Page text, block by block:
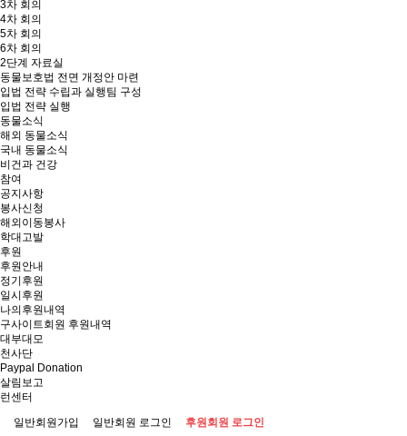
3차 회의
4차 회의
5차 회의
6차 회의
2단계 자료실
동물보호법 전면 개정안 마련
입법 전략 수립과 실행팀 구성
입법 전략 실행
동물소식
해외 동물소식
국내 동물소식
비건과 건강
참여
공지사항
봉사신청
해외이동봉사
학대고발
후원
후원안내
정기후원
일시후원
나의후원내역
구사이트회원 후원내역
대부대모
천사단
Paypal Donation
살림보고
런센터
일반회원가입
일반회원 로그인 후원회원 로그인